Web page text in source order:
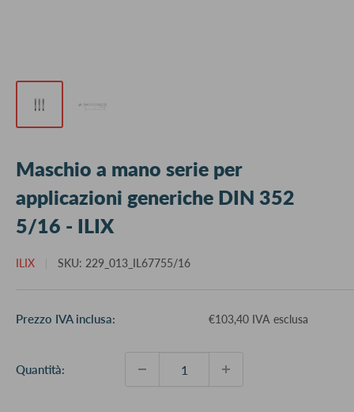
Maschio a mano serie per
applicazioni generiche DIN 352
5/16 - ILIX
ILIX SKU: 229_013_IL67755/16
Prezzo IVA inclusa: €103,40 IVA esclusa
Quantità: